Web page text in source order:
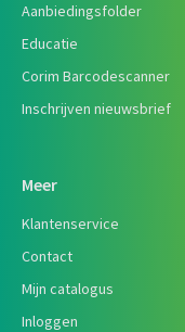
Aanbiedingsfolder
Educatie
Corim Barcodescanner
Inschrijven nieuwsbrief
Meer
Klantenservice
Contact
Mijn catalogus
Inloggen